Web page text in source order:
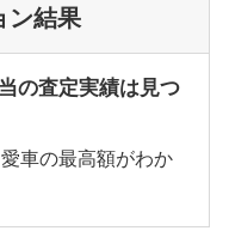
ン結果
の査定実績は見つ
車の最高額がわか